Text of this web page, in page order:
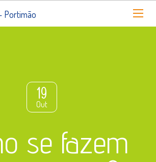
19
Out
se fazem